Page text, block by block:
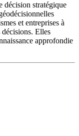
décision stratégique
et entreprises à
Elles
approfondie